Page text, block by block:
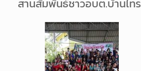
สานสัมพันธ์ชาวอบต.บ้านไทร